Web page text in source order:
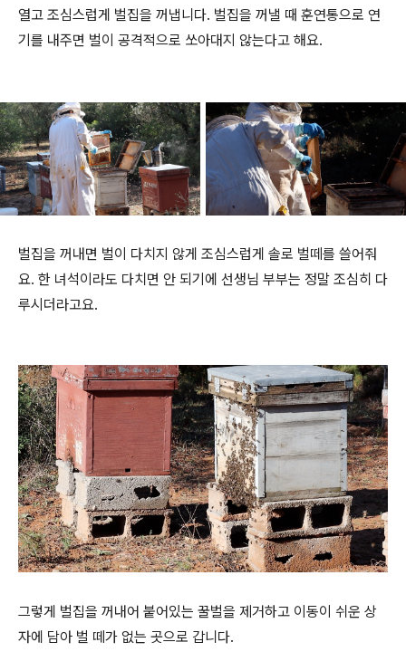
열고 조심스럽게 벌집을 꺼냅니다. 벌집을 꺼낼 때 훈연통으로 연
기를 내주면 벌이 공격적으로 쏘아대지 않는다고 해요.
벌집을 꺼내면 벌이 다치지 않게 조심스럽게 솔로 벌떼를 쓸어줘
요. 한 녀석이라도 다치면 안 되기에 선생님 부부는 정말 조심히 다
루시더라고요.
그렇게 벌집을 꺼내어 붙어있는 꿀벌을 제거하고 이동이 쉬운 상
자에 담아 벌 떼가 없는 곳으로 갑니다.